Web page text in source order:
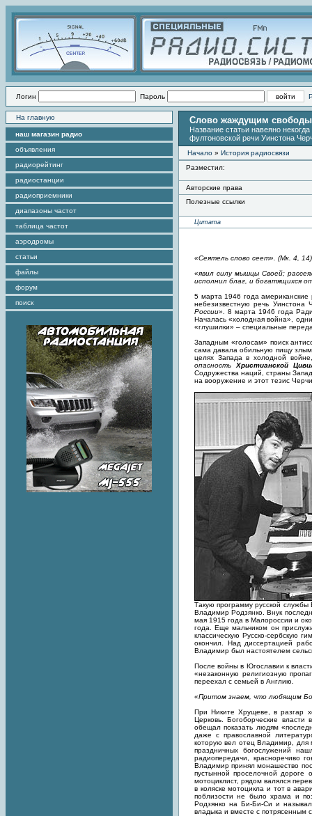
Логин Пароль
На главную
наш магазин радио
объявления
радиорейтинг
радиостанции
радиоприемники
диапазоны частот
таблица частот
аэродромы
статьи
файлы
форум
поиск
Слово жаждущим свободы
Название статьи навеяно
фултоновской речи Уинстона
Начало » История радиосвязи
Разместил:
Авторские права
Полезные ссылки
Цитата
«Сеятель слово сеет». (Мк. 4, 14)
«явил силу мышцы Своей;
исполнил благ, и богатящихся
5 марта 1946 года
небезизвестную речь Уинстона
России» . 8 марта 1946 года
Началась «холодная война»,
«глушилки» – специальные
Западным «голосам» поиск
сама давала обильную пищу злым
целях Запада в холодной
опасностьХристианской
Содружества наций, страны
на вооружение и этот тезис
Такую программу русской
Владимир Родзянко. Внук
мая 1915 года в Малороссии и
года. Еще мальчиком он
классическую Русско-сербскую
окончил. Над диссертацией
Владимир был настоятелем
После войны в Югославии к
«незаконную религиозную
переехал с семьей в Англию.
«Притом знаем, что любящим
При Никите Хрущеве, в разгар
Церковь. Богоборческие
обещал показать людям
даже с православной
которую вел отец Владимир, для
праздничных богослужений
радиопередачи, красноречиво
Владимир принял монашество
пустынной проселочной дороге
мотоциклист, рядом валялся
в коляске мотоцикла и тот в
поблизости не было храма и
Родзянко на Би-Би-Си и
владыка и вместе с потрясенным